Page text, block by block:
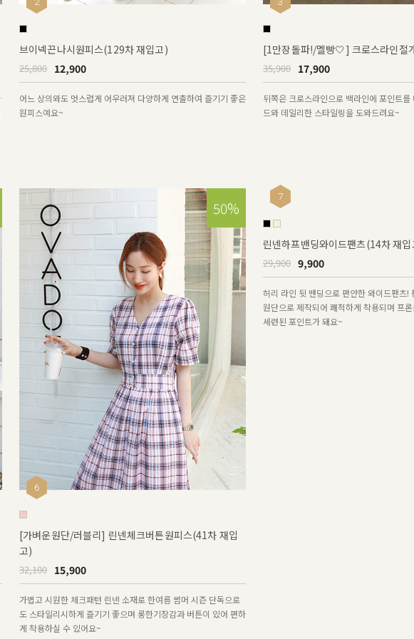
브이넥끈나시원피스(129차 재입고)
25,800 12,900
어느 상의와도 멋스럽게 어우러져 다양하게 연출하여 즐기기 좋은
원피스예요~
[1만장돌파!/멜빵🤍] 크로스라인절
35,900 17,900
뒤쪽은 크로스라인으로 백라인에 포인트
드와 데일리한 스타일링을 도와드려요~
50%
6
[가벼운원단/러블리] 린넨체크버튼원피스(41차 재입
고)
32,100 15,900
가볍고 시원한 체크패턴 린넨 소재로 한여름 썸머 시즌 단독으로
도 스타일리시하게 즐기기 좋으며 롱한기장감과 버튼이 있어 편하
게 착용하실 수 있어요~
7
린넨하프밴딩와이드팬츠(14차 재입
29,900 9,900
허리 라인 뒷 밴딩으로 편안한 와이드팬츠!
원단으로 제작되어 쾌적하게 착용되며 프
세련된 포인트가 돼요~